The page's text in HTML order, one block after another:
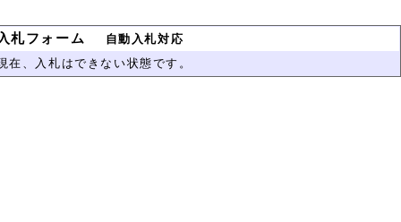
札フォーム
自動入札対応
在、入札はできない状態です。